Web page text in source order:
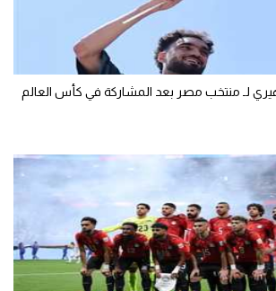
لـ منتخب مصر بعد المشاركة في كأس العالم